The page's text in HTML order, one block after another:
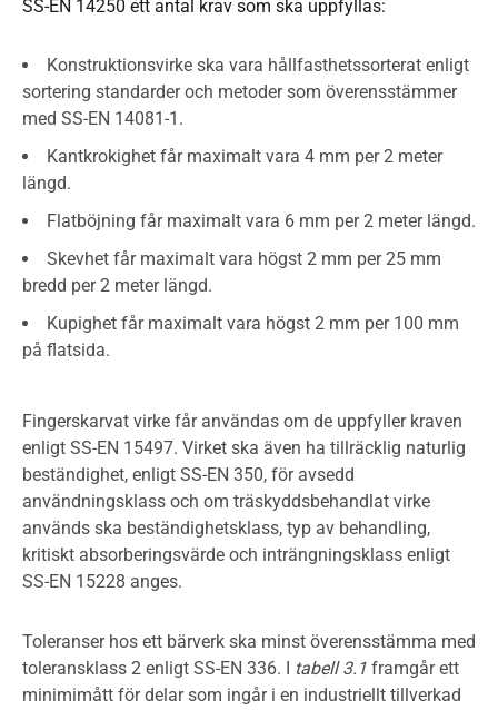
SS-EN 14250 ett antal krav som ska uppfyllas:
Konstruktionsvirke ska vara hållfasthetssorterat enligt
sortering standarder och metoder som överensstämmer
med SS-EN 14081-1.
Kantkrokighet får maximalt vara 4 mm per 2 meter
längd.
Flatböjning får maximalt vara 6 mm per 2 meter längd.
Skevhet får maximalt vara högst 2 mm per 25 mm
bredd per 2 meter längd.
Kupighet får maximalt vara högst 2 mm per 100 mm
på flatsida.
Fingerskarvat virke får användas om de uppfyller kraven
enligt SS-EN 15497. Virket ska även ha tillräcklig naturlig
beständighet, enligt SS-EN 350, för avsedd
användningsklass och om träskyddsbehandlat virke
används ska beständighetsklass, typ av behandling,
kritiskt absorberingsvärde och inträngningsklass enligt
SS-EN 15228 anges.
Toleranser hos ett bärverk ska minst överensstämma med
toleransklass 2 enligt SS-EN 336. I tabell 3.1 framgår ett
minimimått för delar som ingår i en industriellt tillverkad